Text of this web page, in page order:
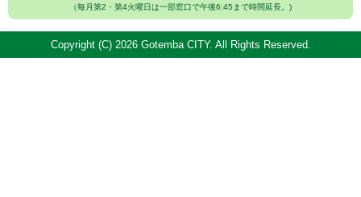
（毎月第2・第4火曜日は一部窓口で午後6:45まで時間延長。)
Copyright (C) 2026 Gotemba CITY. All Rights Reserved.